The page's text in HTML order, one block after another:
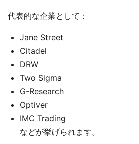
代表的な企業として：
Jane Street
Citadel
DRW
Two Sigma
G-Research
Optiver
IMC Trading
などが挙げられます。